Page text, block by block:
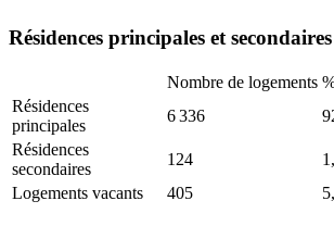
Résidences principales et
Nombre de logements
Résidences
principales
6 336
Résidences
secondaires
124
Logements vacants
405